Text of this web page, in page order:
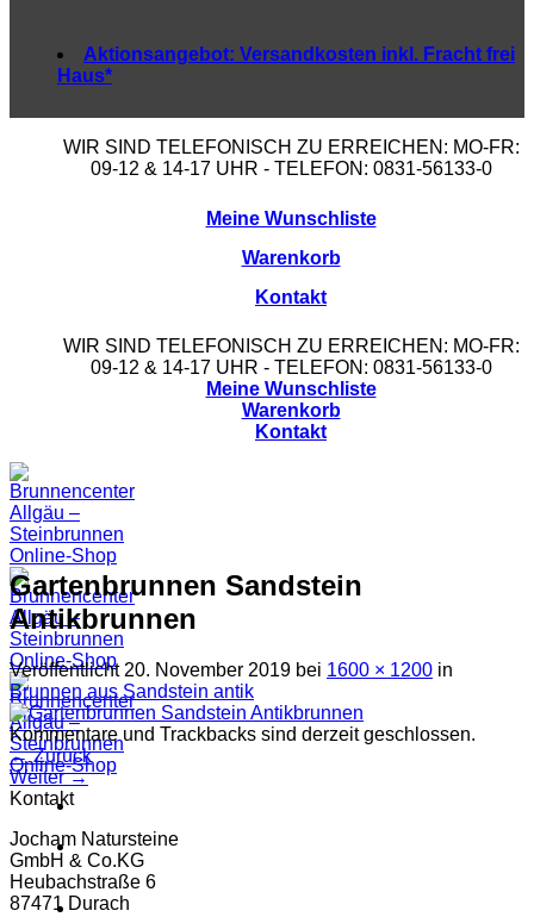
WIR SIND TELEFONISCH ZU ERREICHEN: MO-FR:
09-12 & 14-17 UHR - TELEFON: 0831-56133-0
Meine Wunschliste
Warenkorb
Kontakt
WIR SIND TELEFONISCH ZU ERREICHEN: MO-FR:
09-12 & 14-17 UHR - TELEFON: 0831-56133-0
Meine Wunschliste
Warenkorb
Kontakt
Aktionsangebot: Versandkosten inkl. Fracht frei
Haus*
Gartenbrunnen Sandstein
Antikbrunnen
Veröffentlicht 20. November 2019 bei 1600 × 1200 in
Brunnen aus Sandstein antik
Kommentare und Trackbacks sind derzeit geschlossen.
←Zurück
Weiter→
Kontakt
Jocham Natursteine
GmbH & Co.KG
Heubachstraße 6
87471 Durach